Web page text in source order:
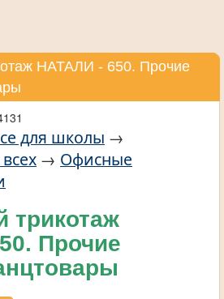
НАТАЛИ - 650. Прочие
для школы →
→ Офисные
трикотаж
Прочие